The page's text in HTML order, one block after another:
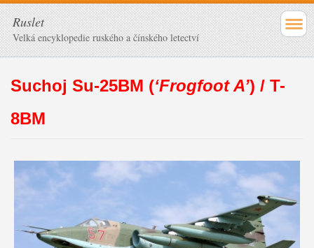
Ruslet
Velká encyklopedie ruského a čínského letectví
Suchoj Su-25BM (‘Frogfoot A’) / T-
8BM